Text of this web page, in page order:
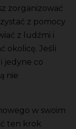
zorganizować
z pomocy
z ludźmi i
okolicę. Jeśli
jedyne co
nie
w swoim
ten krok